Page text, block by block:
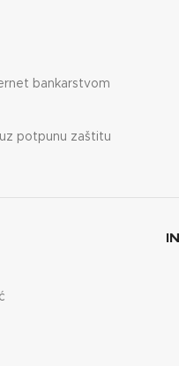
bankarstvom
potpunu zaštitu